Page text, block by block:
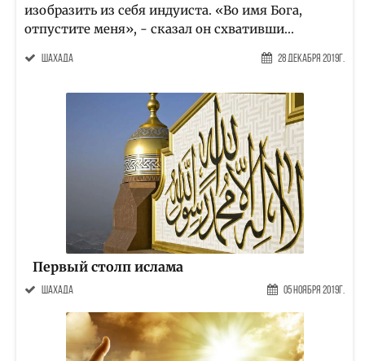
изобразить из себя индуиста. «Во имя Бога,
отпустите меня», - сказал он схвативши...
шахада 28 Декабря 2019г.
Первый столп ислама
шахада 05 Ноября 2019г.